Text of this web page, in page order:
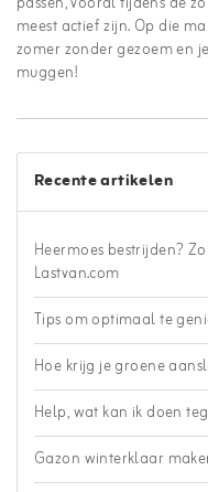
meest actief zijn. Op die
zomer zonder gezoem en
muggen!
Recente artikelen
Heermoes bestrijden?
Lastvan.com
Tips om optimaal te
Hoe krijg je groene
Help, wat kan ik doen
Gazon winterklaar